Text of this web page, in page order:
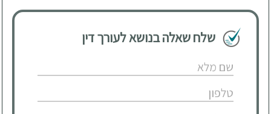
שלח שאלה בנושא לעורך דין